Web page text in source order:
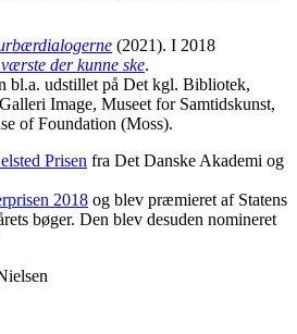
(2021). I 2018
der kunne ske.
bl.a. udstillet på Det kgl. Bibliotek,
Image, Museet for Samtidskunst,
of Foundation (Moss).
Prisen fra Det Danske Akademi og
2018 og blev præmieret af Statens
bøger. Den blev desuden nomineret